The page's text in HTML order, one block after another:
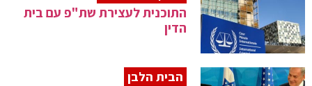
התוכנית לעצירת שת"פ עם בית
הדין
הבית הלבן